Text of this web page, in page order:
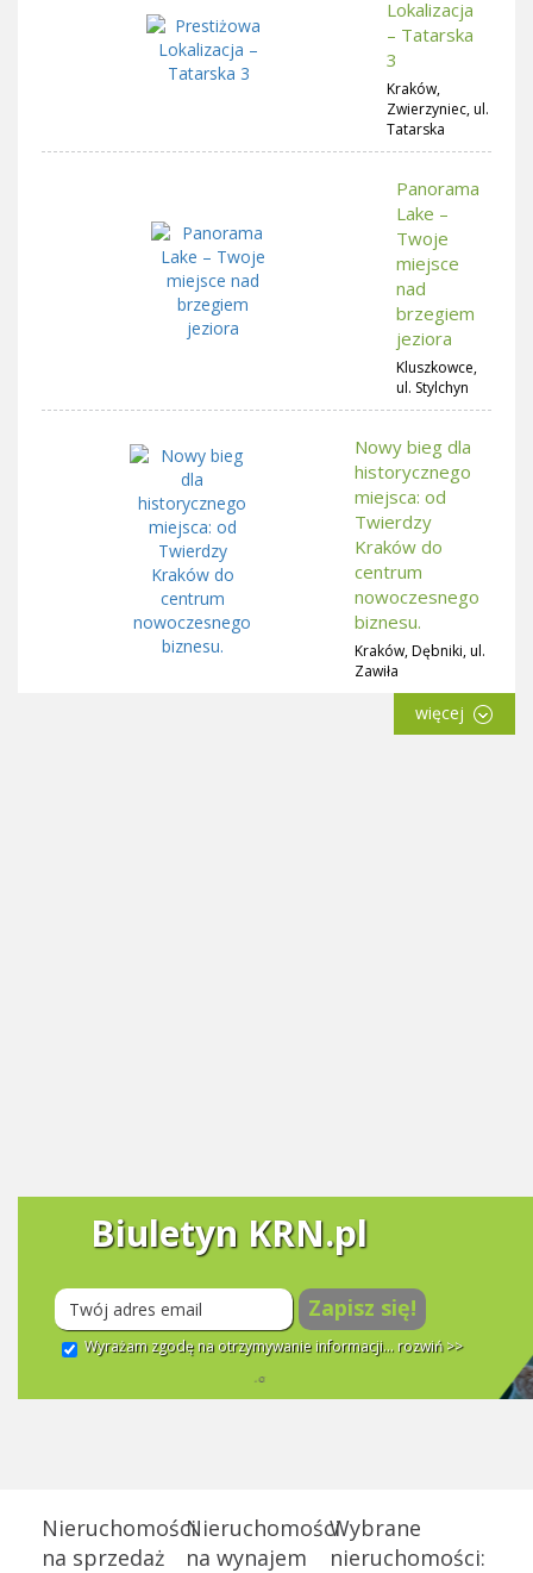
Lokalizacja
– Tatarska
3
Kraków,
Zwierzyniec, ul.
Tatarska
Panorama
Lake –
Twoje
miejsce
nad
brzegiem
jeziora
Kluszkowce,
ul. Stylchyn
Nowy bieg dla
historycznego
miejsca: od
Twierdzy
Kraków do
centrum
nowoczesnego
biznesu.
Kraków, Dębniki, ul.
Zawiła
więcej
Biuletyn KRN.pl
Zapisz się!
Wyrażam zgodę na otrzymywanie informacji... rozwiń >>
Nieruchomości
na sprzedaż
Nieruchomości
na wynajem
Wybrane
nieruchomości: